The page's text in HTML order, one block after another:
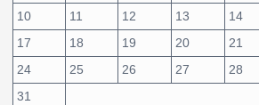
10
11 12 13 14
17
18 19 20 21
24
25 26 27 28
31